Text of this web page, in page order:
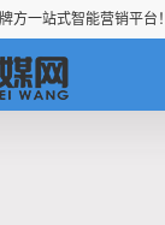
方一站式智能营销平台！